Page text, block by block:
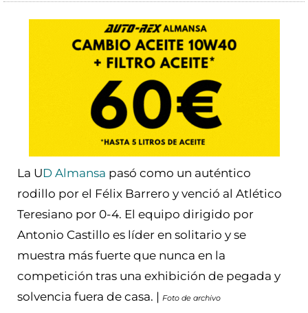
La UD Almansa pasó como un auténtico
rodillo por el Félix Barrero y venció al Atlético
Teresiano por 0-4. El equipo dirigido por
Antonio Castillo es líder en solitario y se
muestra más fuerte que nunca en la
competición tras una exhibición de pegada y
solvencia fuera de casa. | Foto de archivo